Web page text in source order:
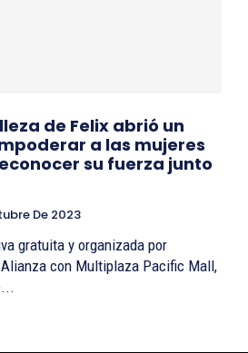
de Felix abrió un
a las mujeres
su fuerza junto
De 2023
gratuita y organizada por
Alianza con Multiplaza Pacific Mall,